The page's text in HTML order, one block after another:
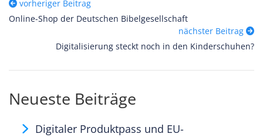
vorheriger Beitrag
Online-Shop der Deutschen Bibelgesellschaft
nächster Beitrag
Digitalisierung steckt noch in den Kinderschuhen?
Neueste Beiträge
Digitaler Produktpass und EU-